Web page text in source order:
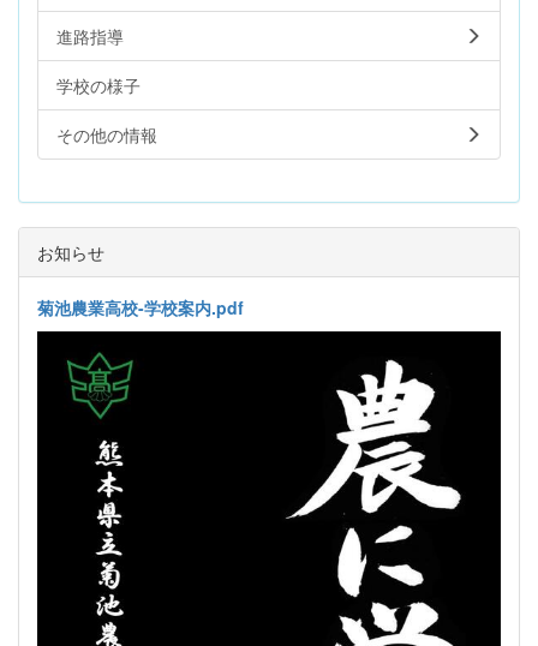
進路指導
学校の様子
その他の情報
お知らせ
菊池農業高校-学校案内.pdf